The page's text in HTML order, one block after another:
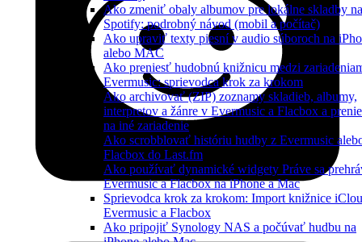
Ako zmeniť obaly albumov pre lokálne skladby na
Spotify: podrobný návod (mobil a počítač)
Ako upraviť texty piesní v audio súboroch na
alebo MAC
Ako preniesť hudobnú knižnicu medzi
Evermusic: sprievodca krok za krokom
Ako archivovať (ZIP) zoznamy skladieb, albumy,
interpretov a žánre v Evermusic a Flacbox a
na iné zariadenie
Ako scrobblovať históriu hudby z Evermusic
Flacbox do Last.fm
Ako používať dynamické widgety Práve sa
Evermusic a Flacbox na iPhone a Mac
Sprievodca krok za krokom: Import knižnice
Evermusic a Flacbox
Ako pripojiť Synology NAS a počúvať hudbu na